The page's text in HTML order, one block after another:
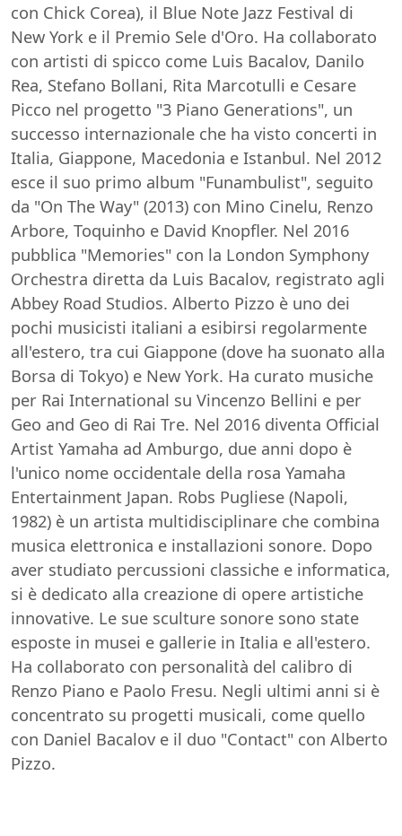
con Chick Corea), il Blue Note Jazz Festival di
New York e il Premio Sele d'Oro. Ha collaborato
con artisti di spicco come Luis Bacalov, Danilo
Rea, Stefano Bollani, Rita Marcotulli e Cesare
Picco nel progetto "3 Piano Generations", un
successo internazionale che ha visto concerti in
Italia, Giappone, Macedonia e Istanbul. Nel 2012
esce il suo primo album "Funambulist", seguito
da "On The Way" (2013) con Mino Cinelu, Renzo
Arbore, Toquinho e David Knopfler. Nel 2016
pubblica "Memories" con la London Symphony
Orchestra diretta da Luis Bacalov, registrato agli
Abbey Road Studios. Alberto Pizzo è uno dei
pochi musicisti italiani a esibirsi regolarmente
all'estero, tra cui Giappone (dove ha suonato alla
Borsa di Tokyo) e New York. Ha curato musiche
per Rai International su Vincenzo Bellini e per
Geo and Geo di Rai Tre. Nel 2016 diventa Official
Artist Yamaha ad Amburgo, due anni dopo è
l'unico nome occidentale della rosa Yamaha
Entertainment Japan. Robs Pugliese (Napoli,
1982) è un artista multidisciplinare che combina
musica elettronica e installazioni sonore. Dopo
aver studiato percussioni classiche e informatica,
si è dedicato alla creazione di opere artistiche
innovative. Le sue sculture sonore sono state
esposte in musei e gallerie in Italia e all'estero.
Ha collaborato con personalità del calibro di
Renzo Piano e Paolo Fresu. Negli ultimi anni si è
concentrato su progetti musicali, come quello
con Daniel Bacalov e il duo "Contact" con Alberto
Pizzo.